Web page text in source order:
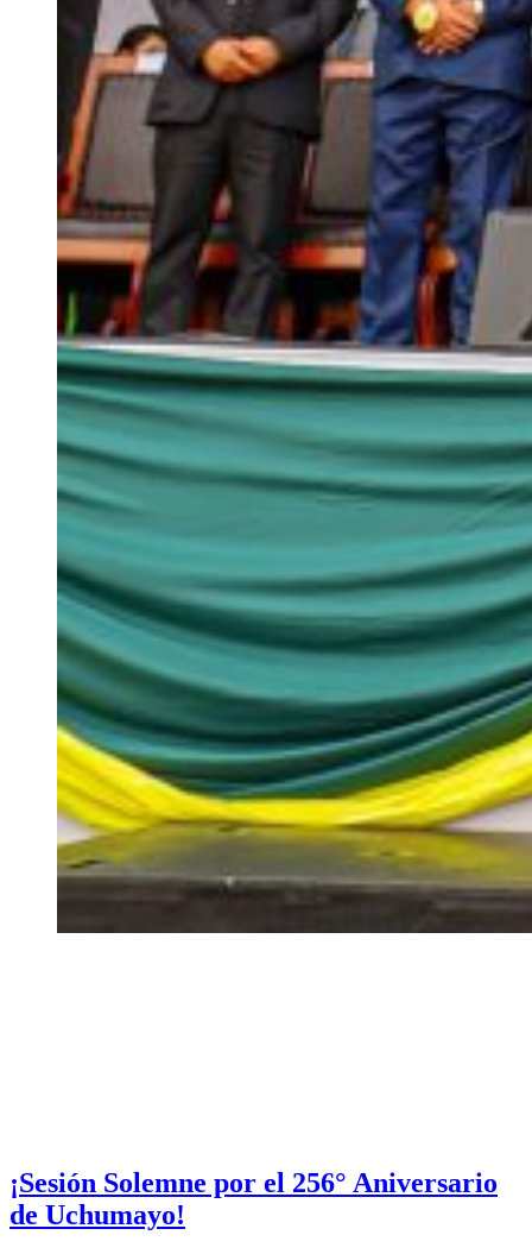
¡Sesión Solemne por el 256° Aniversario
de Uchumayo!